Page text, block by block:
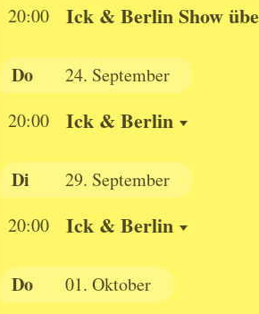
20:00
Ick & Berlin Show
Do 24. September
20:00
Ick & Berlin
Di 29. September
20:00
Ick & Berlin
Do 01. Oktober